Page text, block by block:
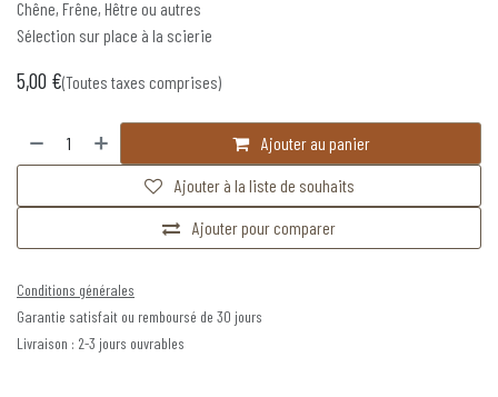
Chêne, Frêne, Hêtre ou autres
Sélection sur place à la scierie
5,00 €(Toutes taxes comprises)
Ajouter au panier
Ajouter pour comparer
Ajouter à la liste de souhaits
Conditions générales
Garantie satisfait ou remboursé de 30 jours
Livraison : 2-3 jours ouvrables